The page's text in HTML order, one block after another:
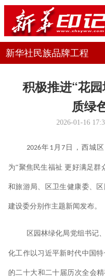
新华社民族品牌工程
积极推进“花
质绿
2026-01-16
2026年 1 月 7 日，西城
为“聚焦民生福祉 更好满足群
和旅游局、区卫生健康委、
建设委分别作主题新闻发布。
区园林绿化局党组书记
化工作以习近平新时代中国
的二十大和二十届历次全会